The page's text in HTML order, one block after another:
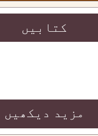
کتابیں
مزید دیکھیں